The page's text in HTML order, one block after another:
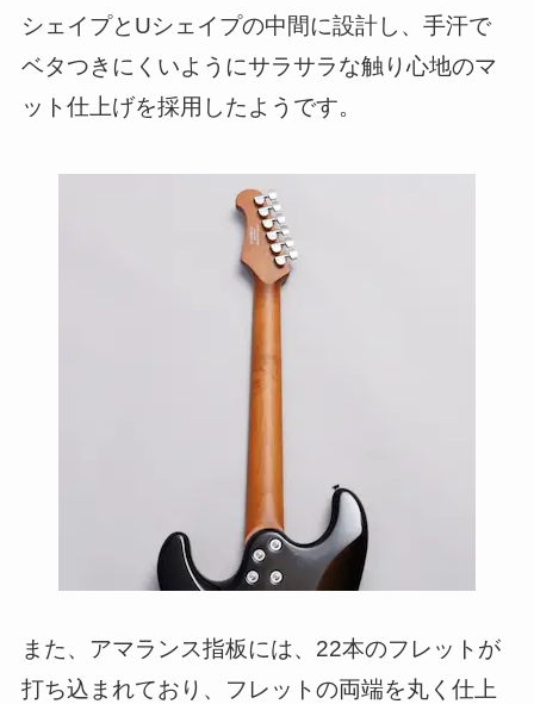
シェイプとUシェイプの中間に設計し、手汗で
ベタつきにくいようにサラサラな触り心地のマ
ット仕上げを採用したようです。
また、アマランス指板には、22本のフレットが
打ち込まれており、フレットの両端を丸く仕上